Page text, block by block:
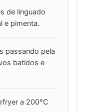
de linguado
e pimenta.
passando pela
batidos e
a 200°C